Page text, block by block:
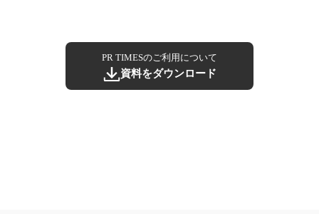
PR TIMESのご利用について
資料をダウンロード